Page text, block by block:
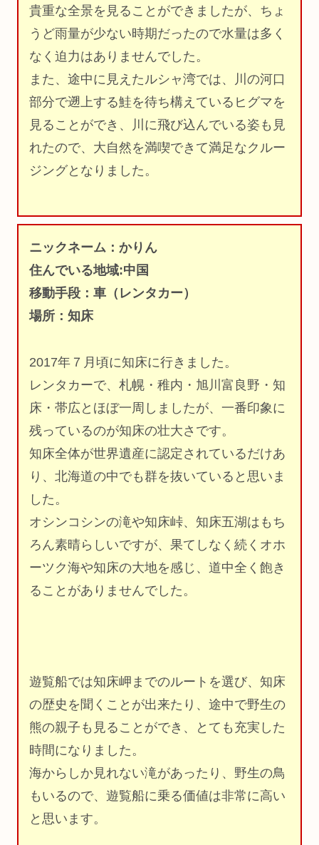
貴重な全景を見ることができましたが、ちょ
うど雨量が少ない時期だったので水量は多く
なく迫力はありませんでした。
また、途中に見えたルシャ湾では、川の河口
部分で遡上する鮭を待ち構えているヒグマを
見ることができ、川に飛び込んでいる姿も見
れたので、大自然を満喫できて満足なクルー
ジングとなりました。
ニックネーム：かりん
住んでいる地域:中国
移動手段：車（レンタカー）
場所：知床
2017年７月頃に知床に行きました。
レンタカーで、札幌・稚内・旭川富良野・知
床・帯広とほぼ一周しましたが、一番印象に
残っているのが知床の壮大さです。
知床全体が世界遺産に認定されているだけあ
り、北海道の中でも群を抜いていると思いま
した。
オシンコシンの滝や知床峠、知床五湖はもち
ろん素晴らしいですが、果てしなく続くオホ
ーツク海や知床の大地を感じ、道中全く飽き
ることがありませんでした。
遊覧船では知床岬までのルートを選び、知床
の歴史を聞くことが出来たり、途中で野生の
熊の親子も見ることができ、とても充実した
時間になりました。
海からしか見れない滝があったり、野生の鳥
もいるので、遊覧船に乗る価値は非常に高い
と思います。